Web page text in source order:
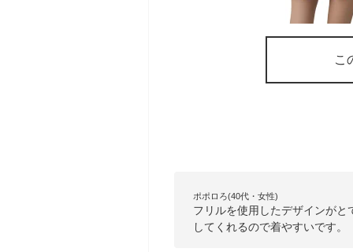
こ
ポポロろ(40代・女性)
フリルを使用したデザインが
してくれるので着やすいです。